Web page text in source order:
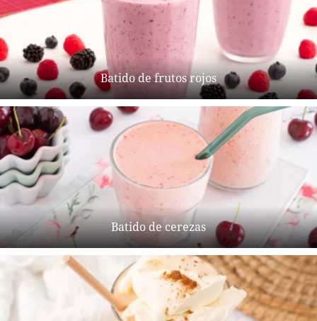
Batido de frutos rojos
Batido de cerezas